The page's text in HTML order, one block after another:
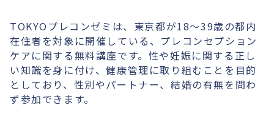
TOKYOプレコンゼミは、東京都が18〜39歳の都内
在住者を対象に開催している、プレコンセプション
ケアに関する無料講座です。性や妊娠に関する正し
い知識を身に付け、健康管理に取り組むことを目的
としており、性別やパートナー、結婚の有無を問わ
ず参加できます。